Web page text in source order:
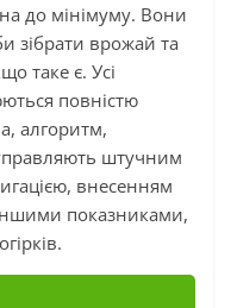
до мінімуму. Вони
зібрати врожай та
таке є. Усі
повністю
алгоритм,
штучним
внесенням
показниками,